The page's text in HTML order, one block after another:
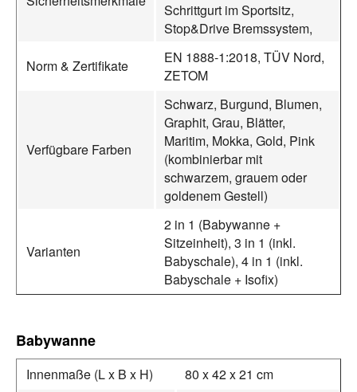
Schrittgurt im Sportsitz,
Stop&Drive Bremssystem,
Norm & Zertifikate
EN 1888‑1:2018, TÜV Nord,
ZETOM
Verfügbare Farben
Schwarz, Burgund, Blumen,
Graphit, Grau, Blätter,
Maritim, Mokka, Gold, Pink
(kombinierbar mit
schwarzem, grauem oder
goldenem Gestell)
Varianten
2 in 1 (Babywanne +
Sitzeinheit), 3 in 1 (inkl.
Babyschale), 4 in 1 (inkl.
Babyschale + Isofix)
Babywanne
Innenmaße (L x B x H) 80 x 42 x 21 cm